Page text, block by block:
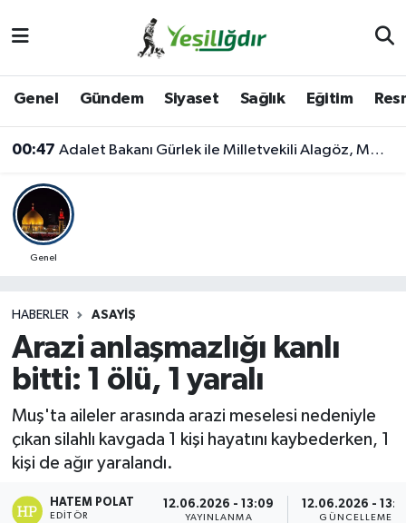
Genel Gündem Siyaset Sağlık Eğitim
00:47 Adalet Bakanı Gürlek ile Milletvekili Alagöz, MHP İl Başkanlığını Ziyaret Etti
Genel
HABERLER ASAYIŞ
Arazi anlaşmazlığı kanlı
bitti: 1 ölü, 1 yaralı
Muş'ta aileler arasında arazi meselesi nedeniyle
çıkan silahlı kavgada 1 kişi hayatını kaybederken, 1
kişi de ağır yaralandı.
HATEM POLAT
EDITÖR
12.06.2026 - 13:09
YAYINLANMA
12.06.2026 -
GÜNCELLEME
Iğdır Trafik Yoğunluk Haritası
Süper Lig Puan Durumu ve Fikstür
Son Dakika Haberleri
Haber Arşivi